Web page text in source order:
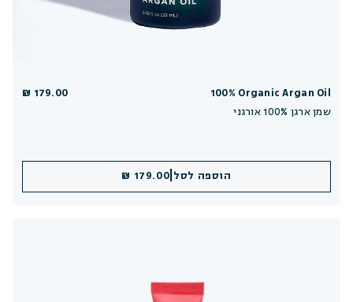
100% Organic Argan Oil
שמן ארגן 100% אורגני
179.00 ₪
הוספה לסל 179.00 ₪